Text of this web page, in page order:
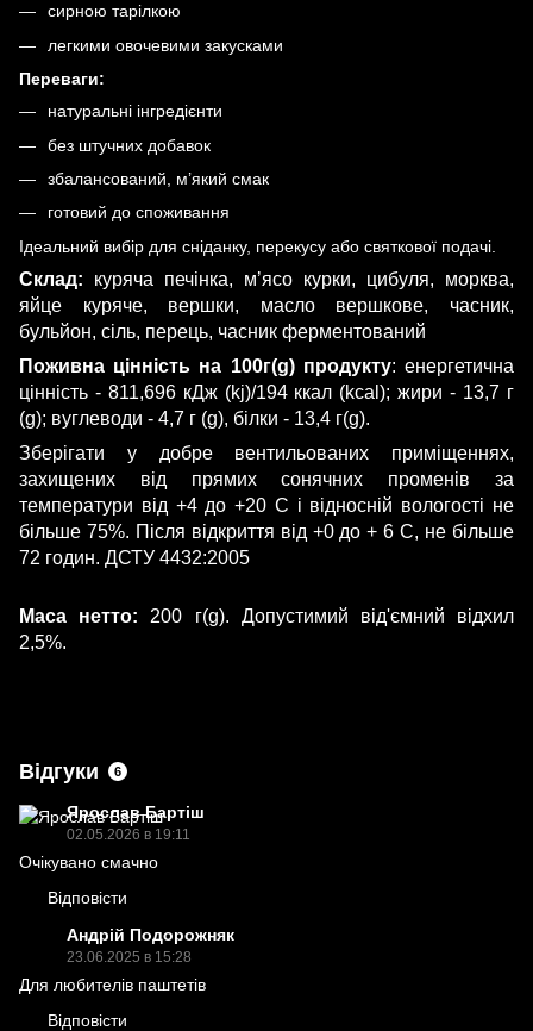
сирною тарілкою
легкими овочевими закусками
Переваги:
натуральні інгредієнти
без штучних добавок
збалансований, м’який смак
готовий до споживання
Ідеальний вибір для сніданку, перекусу або святкової подачі.
Склад: куряча печінка, мʼясо курки, цибуля, морква,
яйце куряче, вершки, масло вершкове, часник,
бульйон, сіль, перець, часник ферментований
Поживна цінність на 100г(g) продукту: енергетична
цінність - 811,696 кДж (kj)/194 ккал (kcal); жири - 13,7 г
(g); вуглеводи - 4,7 г (g), білки - 13,4 г(g).
Зберігати у добре вентильованих приміщеннях,
захищених від прямих сонячних променів за
температури від +4 до +20 С і відносній вологості не
більше 75%. Після відкриття від +0 до + 6 С, не більше
72 годин. ДСТУ 4432:2005
Маса нетто: 200 г(g). Допустимий від'ємний відхил
2,5%.
Відгуки 6
Ярослав Бартіш
02.05.2026 в 19:11
Очікувано смачно
Відповісти
Андрій Подорожняк
23.06.2025 в 15:28
Для любителів паштетів
Відповісти